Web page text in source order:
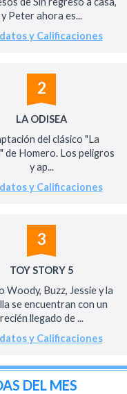
y Peter ahora es...
y Calificaciones
2
LA ODISEA
del clásico "La
de Homero. Los peligros
y ap...
y Calificaciones
3
TOY STORY 5
Woody, Buzz, Jessie y la
se encuentran con un
recién llegado de ...
y Calificaciones
DEL MES